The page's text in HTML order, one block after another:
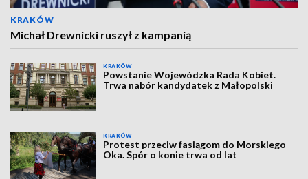
KRAKÓW
Michał Drewnicki ruszył z kampanią
KRAKÓW
Powstanie Wojewódzka Rada Kobiet.
Trwa nabór kandydatek z Małopolski
KRAKÓW
Protest przeciw fasiągom do Morskiego
Oka. Spór o konie trwa od lat